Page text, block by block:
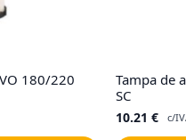
180/220
Tampa de
SC
10.21 € c/